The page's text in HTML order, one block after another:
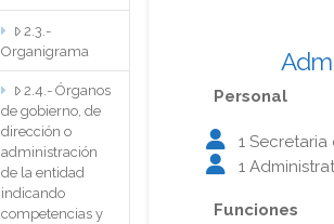
Personal
1
1
Funciones
2.3.-
Organigrama
2.4.- Órganos
de gobierno, de
dirección o
administración
de la entidad
indicando
competencias y